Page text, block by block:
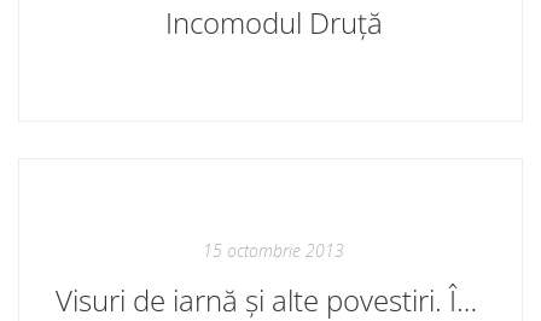
Incomodul Druță
15 octombrie 2013
Visuri de iarnă și alte povestiri. În librăriile bune